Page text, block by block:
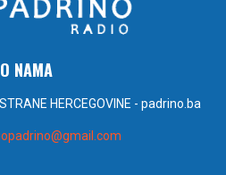
O NAMA
HERCEGOVINE - padrino.ba